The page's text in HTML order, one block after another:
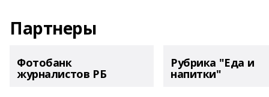
Партнеры
Фотобанк
журналистов РБ
Рубрика "Еда и
напитки"